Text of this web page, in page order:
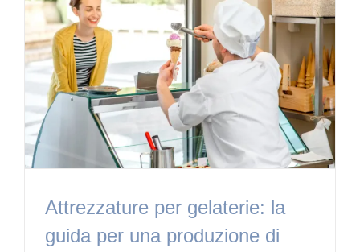
Attrezzature per gelaterie: la
guida per una produzione di